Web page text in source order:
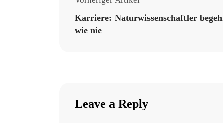
Karriere: Naturwissenschaftler
wie nie
Leave a Reply